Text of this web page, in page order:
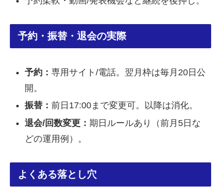
予約・振替・退会の実際
予約： 専用サイト/電話。翌月枠は毎月20日公
開。
振替： 前日17:00まで変更可。以降は消化。
退会/回数変更： 期日ルールあり（前月5日な
どの運用例）。
よくある落とし穴